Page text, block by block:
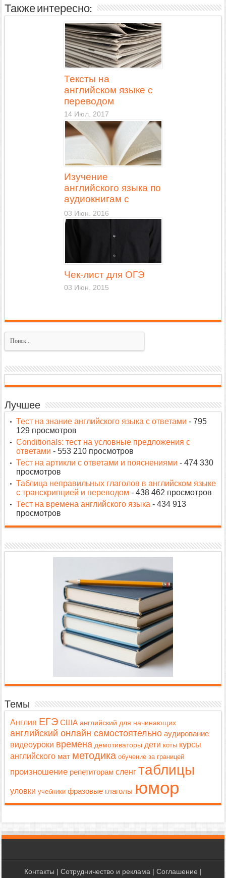
Также интересно:
Тексты на
английском языке с
переводом
14 Июл. 2017
Изучение
английского языка по
аудиокнигам с
ParaBooksMaker и
Aglona Reader
03 Июн. 2016
Чек-лист для ОГЭ
03 Июн. 2015
Лучшее
Тест на знание английского языка с ответами - 795
129 просмотров
Conditionals: тест на условные предложения с
ответами - 553 210 просмотров
Тест на артикли с ответами и пояснениями - 474 330
просмотров
Таблица неправильных глаголов в английском языке
с транскрипцией и переводом - 438 462 просмотров
Тест на времена английского языка - 434 913
просмотров
Темы
Англия ЕГЭ США английский для начинающих
английский онлайн самостоятельно аудирование
видеоуроки времена демотиваторы дети коты курсы
английского мат методика обучение за границей
произношение репетиторам сленг таблицы
уловки учебники фразовые глаголы юмор
Контакты Сотрудничество и реклама Соглашение